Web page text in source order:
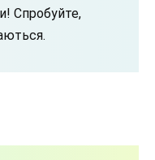
Спробуйте,